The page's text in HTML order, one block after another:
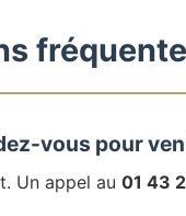
vous pour
Un appel au 01 43